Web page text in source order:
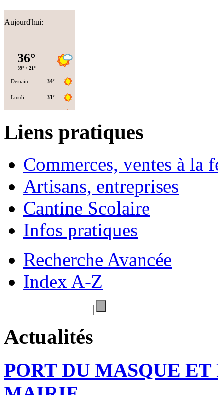
Aujourd'hui:
Liens pratiques
Commerces, ventes à la
Artisans, entreprises
Cantine Scolaire
Infos pratiques
Recherche Avancée
Index A-Z
Actualités
PORT DU MASQUE